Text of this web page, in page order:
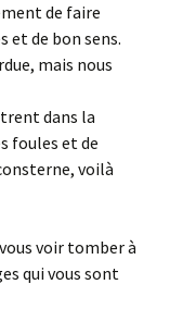
de faire
et de bon sens.
mais nous
dans la
foules et de
voilà
voir tomber à
qui vous sont